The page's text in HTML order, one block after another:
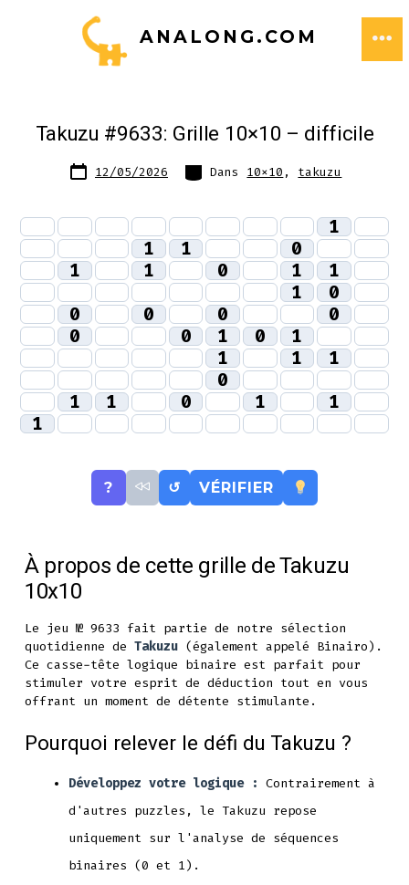
ANALONG.COM
Takuzu #9633: Grille 10×10 – difficile
Date
de 12/05/2026 Catégories
Dans 10x10 , takuzu
1
1
1
0
1
1 0 1
1
1
0
0
0 0
0
0
0 1 0
1
1
1
1
0
1
1 0 1
1
1
? ↺ VÉRIFIER
À propos de cette grille de Takuzu
10x10
Le jeu № 9633 fait partie de notre sélection
quotidienne deTakuzu (également appelé Binairo).
Ce casse-tête logique binaire est parfait pour
stimuler votre esprit de déduction tout en vous
offrant un moment de détente stimulante.
Pourquoi relever le défi du Takuzu ?
Développez votre logique : Contrairement à
d'autres puzzles, le Takuzu repose
uniquement sur l'analyse de séquences
binaires (0 et 1).